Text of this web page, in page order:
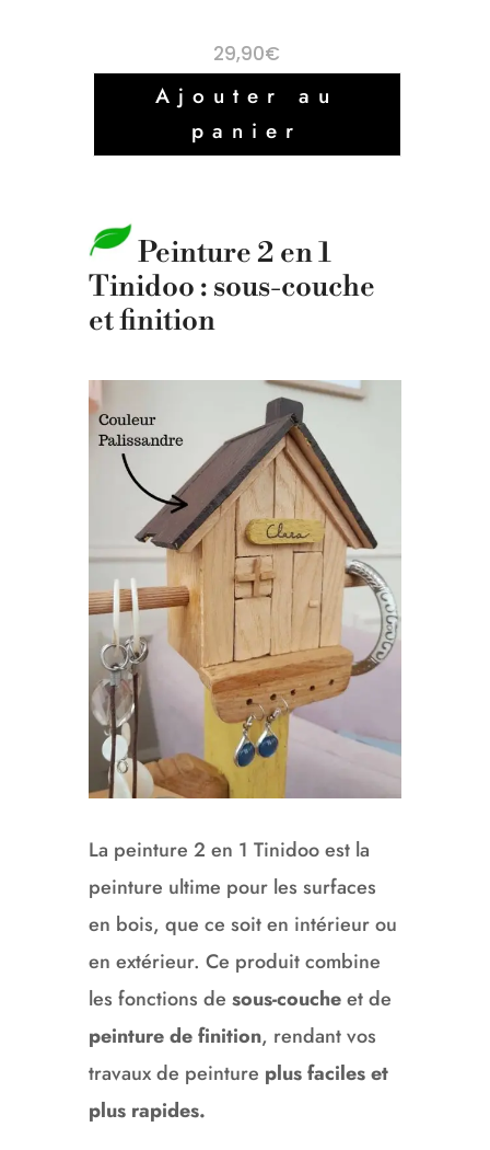
29,90€
Ajouter au
panier
Peinture 2 en 1
Tinidoo : sous-couche
et finition
La peinture 2 en 1 Tinidoo est la
peinture ultime pour les surfaces
en bois, que ce soit en intérieur ou
en extérieur. Ce produit combine
les fonctions de sous-coucheet de
peinture de finition, rendant vos
travaux de peinture plus faciles et
plus rapides.